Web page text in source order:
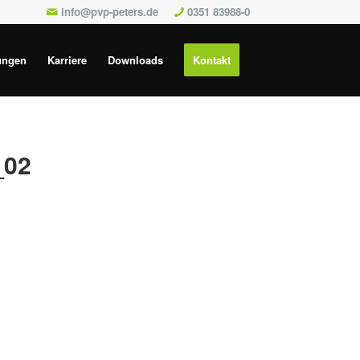
info@pvp-peters.de 0351 83988-0
Karriere Downloads Kontakt